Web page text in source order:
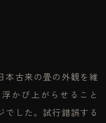
本古来の畳の外観を維
かび上がらせること
でした。試行錯誤する